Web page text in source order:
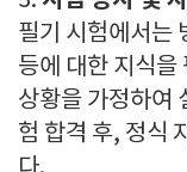
필기 시험에서는
등에 대한 지식을
상황을 가정하여
험 합격 후, 정식